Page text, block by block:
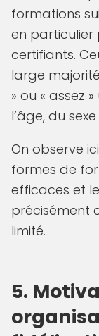
formations
en particulier
certifiants.
large
» ou « assez
l’âge, du
On observe
formes de
efficaces et
précisément
limité.
5.